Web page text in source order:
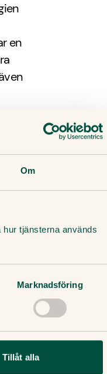
Om
tjänsterna används
Marknadsföring
Tillåt alla
en
en